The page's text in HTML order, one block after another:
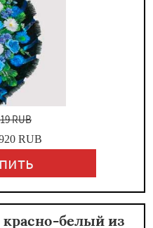
RUB
RUB
белый из